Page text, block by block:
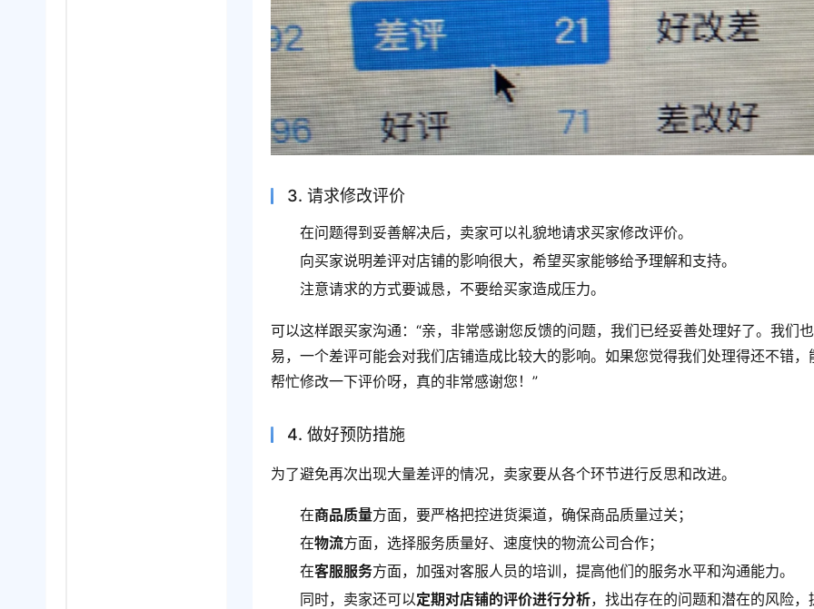
3. 请求修改评价
在问题得到妥善解决后，卖家可以礼貌地请求买家修改评价。
向买家说明差评对店铺的影响很大，希望买家能够给予理解和支持。
注意请求的方式要诚恳，不要给买家造成压力。
可以这样跟买家沟通：“亲，非常感谢您反馈的问题，我们已经妥善处理好了。我们
易，一个差评可能会对我们店铺造成比较大的影响。如果您觉得我们处理得还不错，
帮忙修改一下评价呀，真的非常感谢您！”
4. 做好预防措施
为了避免再次出现大量差评的情况，卖家要从各个环节进行反思和改进。
在商品质量方面，要严格把控进货渠道，确保商品质量过关；
在物流方面，选择服务质量好、速度快的物流公司合作；
在客服服务方面，加强对客服人员的培训，提高他们的服务水平和沟通能力。
同时，卖家还可以定期对店铺的评价进行分析，找出存在的问题和潜在的风险